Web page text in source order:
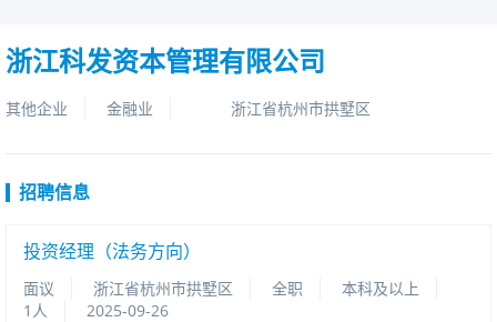
浙江科发资本管理有限公司
其他企业 金融业 浙江省杭州市拱墅区
招聘信息
投资经理（法务方向）
面议 浙江省杭州市拱墅区 全职
本科及以上
1人
2025-09-26